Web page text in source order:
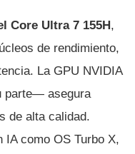
Core Ultra 7 155H,
de rendimiento,
La GPU NVIDIA
parte— asegura
de alta calidad.
IA como OS Turbo X,